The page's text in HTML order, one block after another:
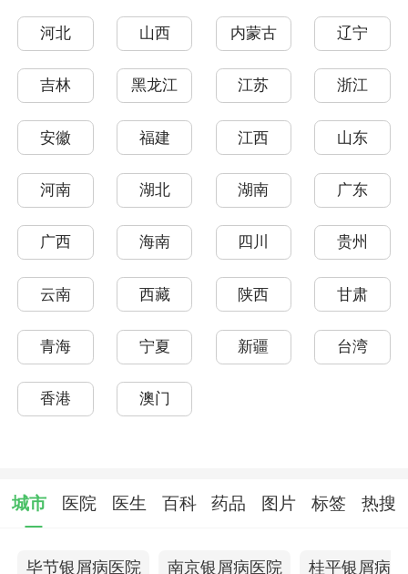
河北 山西 内蒙古 辽宁
吉林 黑龙江 江苏 浙江
安徽 福建 江西 山东
河南 湖北 湖南 广东
广西 海南 四川 贵州
云南 西藏 陕西 甘肃
青海 宁夏 新疆 台湾
香港 澳门
城市 医院 医生 百科 药品 图片 标签 热搜
毕节银屑病医院 南京银屑病医院 桂平银屑病